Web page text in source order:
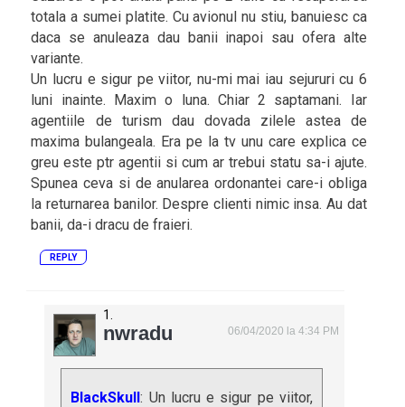
totala a sumei platite. Cu avionul nu stiu, banuiesc ca
daca se anuleaza dau banii inapoi sau ofera alte
variante.
Un lucru e sigur pe viitor, nu-mi mai iau sejururi cu 6
luni inainte. Maxim o luna. Chiar 2 saptamani. Iar
agentiile de turism dau dovada zilele astea de
maxima bulangeala. Era pe la tv unu care explica ce
greu este ptr agentii si cum ar trebui statu sa-i ajute.
Spunea ceva si de anularea ordonantei care-i obliga
la returnarea banilor. Despre clienti nimic insa. Au dat
banii, da-i dracu de fraieri.
REPLY
nwradu 06/04/2020 la 4:34 PM
BlackSkull: Un lucru e sigur pe viitor,